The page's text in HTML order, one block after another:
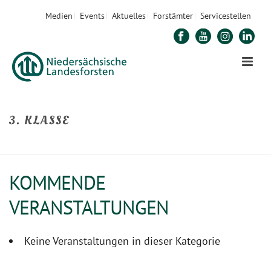
Medien Events Aktuelles Forstämter Servicestellen
3. KLASSE
KOMMENDE
VERANSTALTUNGEN
Keine Veranstaltungen in dieser Kategorie